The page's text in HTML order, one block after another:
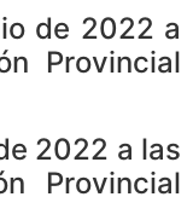
de 2022 a
Provincial
2022 a las
Provincial